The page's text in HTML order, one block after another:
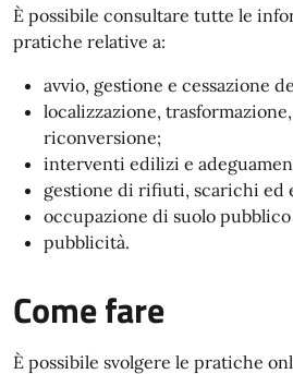
È possibile consultare tutte le
pratiche relative a:
avvio, gestione e cessazione
localizzazione,
riconversione;
interventi edilizi e
gestione di rifiuti, scarichi ed
occupazione di suolo
pubblicità.
Come fare
È possibile svolgere le pratiche